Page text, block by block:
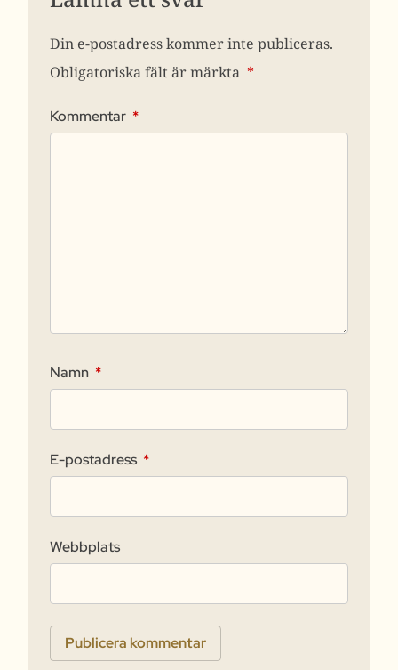
Din e-postadress kommer inte publiceras.
Obligatoriska fält är märkta *
Kommentar *
Namn *
E-postadress *
Webbplats